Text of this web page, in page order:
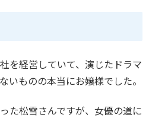
を経営していて、演じたドラマ
いものの本当にお嬢様でした。
た松雪さんですが、女優の道に